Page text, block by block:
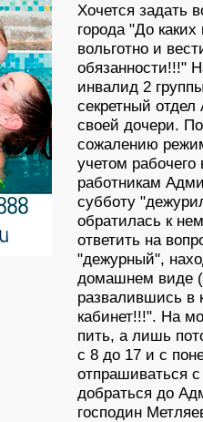
Хочется задать
города "До
вольготно и
обязанности!!!"
инвалид 2
секретный
своей дочери.
сожалению
учетом
работникам
субботу
обратилась к
ответить на
"дежурный",
домашнем виде
развалившись в
кабинет!!!". На
пить, а лишь
с 8 до 17 и с
отпрашиваться
добраться до
господин